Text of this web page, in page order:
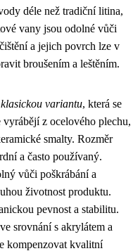
déle než tradiční litina,
vany jsou odolné vůči
a jejich povrch lze v
broušením a leštěním.
klasickou variantu, která se
z ocelového plechu,
smalty. Rozměr
a často používaný.
vůči poškrábání a
životnost produktu.
pevnost a stabilitu.
srovnání s akrylátem a
kompenzovat kvalitní